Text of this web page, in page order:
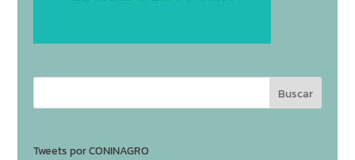
Tweets por CONINAGRO